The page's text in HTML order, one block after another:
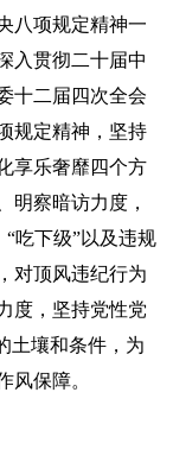
八项规定精神一
入贯彻二十届中
十二届四次全会
规定精神，坚持
享乐奢靡四个方
明察暗访力度，
“吃下级”以及违规
对顶风违纪行为
度，坚持党性党
土壤和条件，为
风保障。